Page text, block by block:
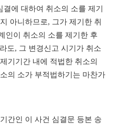
에 대하여 취소의 소를 제기
아니하므로, 그가 제기한 취
인이 취소의 소를 제기한 후
도, 그 변경신고 시기가 취소
기기간 내에 적법한 취소의
의 소가 부적법하기는 마찬가
간인 이 사건 심결문 등본 송